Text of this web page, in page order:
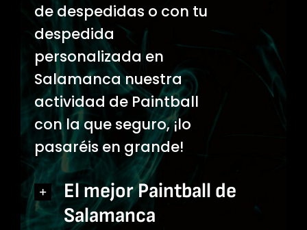
de despedidas o con tu
despedida
personalizada en
Salamanca nuestra
actividad de Paintball
con la que seguro, ¡lo
pasaréis en grande!
El mejor Paintball de
Salamanca